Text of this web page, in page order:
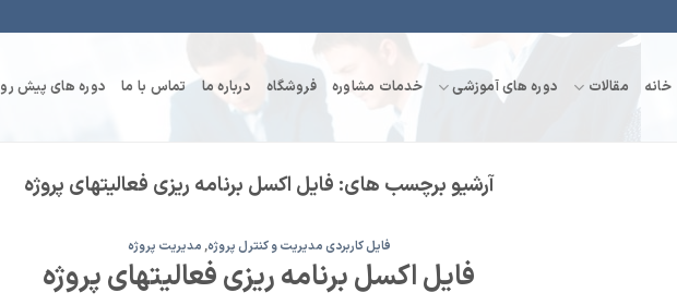
خانه مقالات دوره های آموزشی خدمات مشاوره فروشگاه درباره ما تماس با ما دوره های پیش رو
آرشیو برچسب های: فایل اکسل برنامه ریزی فعالیتهای پروژه
فایل کاربردی مدیریت و کنترل پروژه,مدیریت پروژه
فایل اکسل برنامه ریزی فعالیتهای پروژه